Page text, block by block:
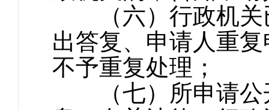
（六）行政机关
出答复、申请人重
不予重复处理；
（七）所申请公